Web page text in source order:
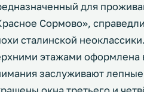
для
Сормово»,
сталинской
этажами оформлена
заслуживают